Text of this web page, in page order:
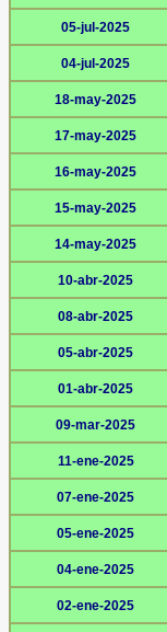
05-jul-2025
04-jul-2025
18-may-2025
17-may-2025
16-may-2025
15-may-2025
14-may-2025
10-abr-2025
08-abr-2025
05-abr-2025
01-abr-2025
09-mar-2025
11-ene-2025
07-ene-2025
05-ene-2025
04-ene-2025
02-ene-2025